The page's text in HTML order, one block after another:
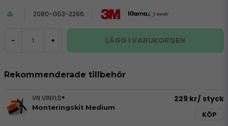
2080-G53-2286
- + LÄGG I VARUKORGEN
Rekommenderade tillbehör
VN VINYLS®
Monteringskit Medium
229 kr/ styck
KÖP